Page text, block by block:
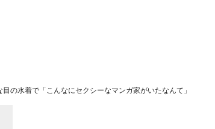
の水着で「こんなにセクシーなマンガ家がいたなんて」